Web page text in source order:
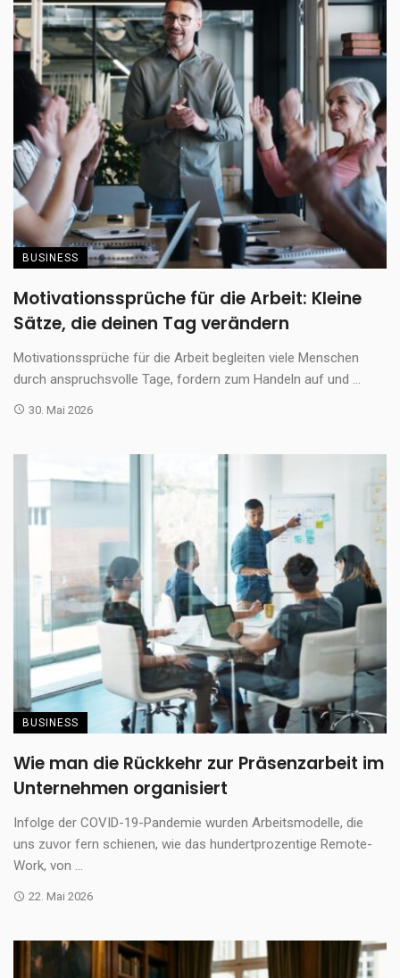
BUSINESS
Motivationssprüche für die Arbeit: Kleine
Sätze, die deinen Tag verändern
Motivationssprüche für die Arbeit begleiten viele Menschen
durch anspruchsvolle Tage, fordern zum Handeln auf und ...
30. Mai 2026
BUSINESS
Wie man die Rückkehr zur Präsenzarbeit im
Unternehmen organisiert
Infolge der COVID-19-Pandemie wurden Arbeitsmodelle, die
uns zuvor fern schienen, wie das hundertprozentige Remote-
Work, von ...
22. Mai 2026